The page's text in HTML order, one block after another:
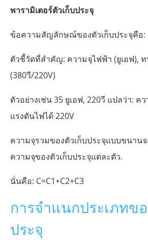
พารามิเตอร์ตัวเก็บประจุ
ข้อความสัญลักษณ์ของตัวเก็บประจุคือ:
ตัวชี้วัดที่สำคัญ: ความจุไฟฟ้า (ยูเอฟ),
(380วี/220V)
ตัวอย่างเช่น 35 ยูเอฟ, 220วี แปลว่า: ค
แรงดันไฟได้ 220V
ความจุรวมของตัวเก็บประจุแบบขนาน
ความจุของตัวเก็บประจุแต่ละตัว.
นั่นคือ: C=C1+C2+C3
การจำแนกประเภทข
ประจุ